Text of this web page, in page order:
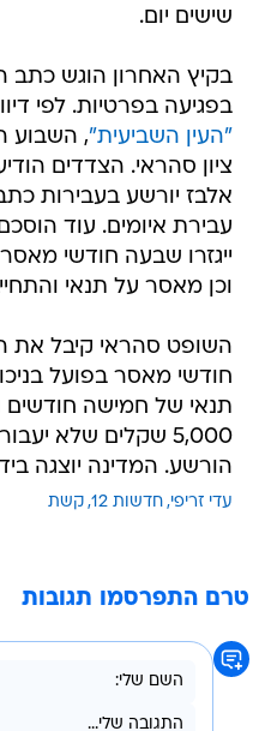
שישים יום.
בקיץ האחרון הוגש כתב
בפגיעה בפרטיות. לפי
"העין השביעית", השבוע
ציון סהראי. הצדדים
אלבז יורשע בעבירות
עבירת איומים. עוד
ייגזרו שבעה חודשי מאסר
וכן מאסר על תנאי
השופט סהראי קיבל את
חודשי מאסר בפועל
תנאי של חמישה חודשים
5,000 שקלים שלא
הורשע. המדינה יוצגה
עדי זריפי חדשות 12 קשת
טרם התפרסמו תגובות